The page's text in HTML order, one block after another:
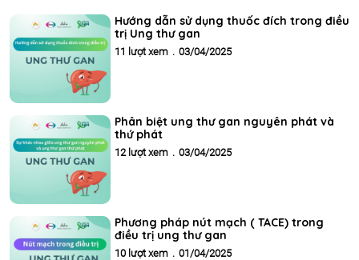
Hướng dẫn sử dụng thuốc đích trong điều
trị Ung thư gan
11 lượt xem . 03/04/2025
Phân biệt ung thư gan nguyên phát và
thứ phát
12 lượt xem . 03/04/2025
Phương pháp nút mạch ( TACE) trong
điều trị ung thư gan
10 lượt xem . 01/04/2025